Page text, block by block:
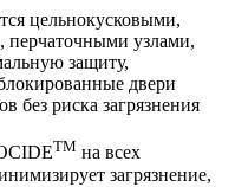
цельнокусковыми,
перчаточными узлами,
защиту,
двери
без риска загрязнения
TM на всех
загрязнение,